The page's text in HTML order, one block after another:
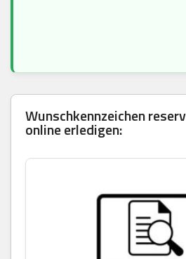
Wunschkennzeichen
online erledigen: